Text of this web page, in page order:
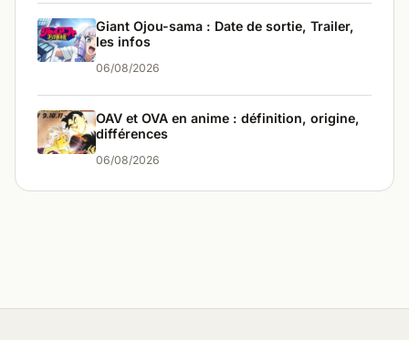
Giant Ojou-sama : Date de sortie, Trailer,
les infos
06/08/2026
OAV et OVA en anime : définition, origine,
différences
06/08/2026